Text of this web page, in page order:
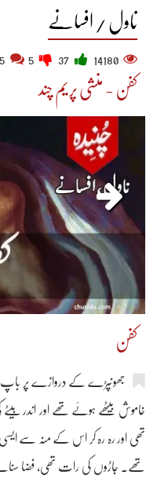
ناول / افسانے
14180
کفن - منشی پریم چند
کفن
جھونپڑے کے دروازے پر باپ
خاموش بیٹھے ہوئے تھے اور اندر بیٹے
تھی اور رہ رہ کر اس کے منہ سے ایسی
تھے۔ جاڑوں کی رات تھی، فضا